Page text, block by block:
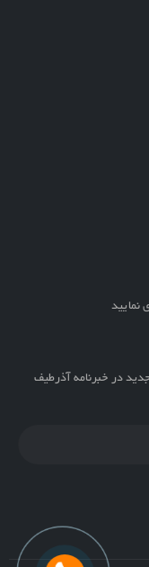
نمایید
در خبرنامه آذرطیف